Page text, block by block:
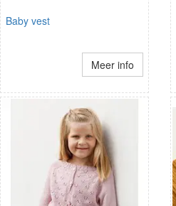
Baby vest
Meer info